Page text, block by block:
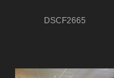
DSCF2665